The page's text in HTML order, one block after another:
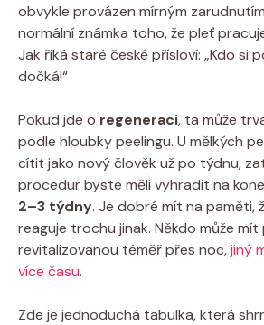
obvykle provázen mírným
normální známka toho, že pleť
Jak říká staré české přísloví: „Kdo si
dočká!“
Pokud jde o regeneraci, ta může
podle hloubky peelingu. U mělkých
cítit jako nový člověk už po týdnu,
procedur byste měli vyhradit na
2–3 týdny. Je dobré mít na paměti,
reaguje trochu jinak. Někdo může mít
revitalizovanou téměř přes noc,jiný
více času.
Zde je jednoduchá tabulka, která